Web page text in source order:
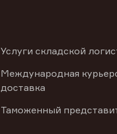
Услуги складской
Международная
доставка
Таможенный